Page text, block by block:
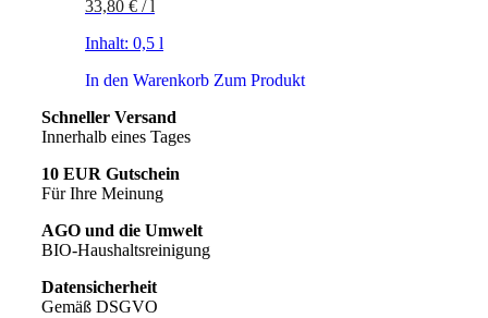
33,80 € /l
Inhalt: 0,5 l
In den Warenkorb Zum Produkt
Schneller Versand
Innerhalb eines Tages
10 EUR Gutschein
Für Ihre Meinung
AGO und die Umwelt
BIO-Haushaltsreinigung
Datensicherheit
Gemäß DSGVO